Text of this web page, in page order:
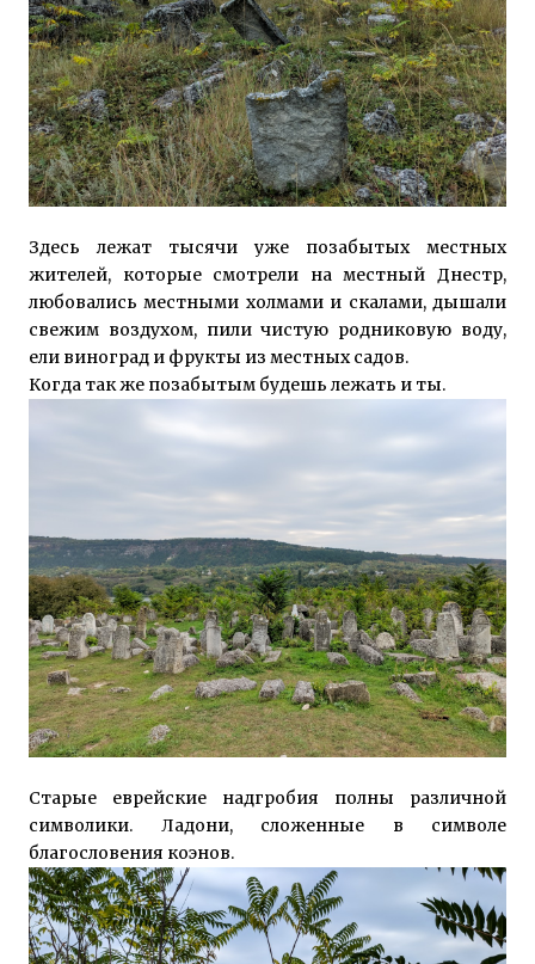
Здесь лежат тысячи уже позабытых местных
жителей, которые смотрели на местный Днестр,
любовались местными холмами и скалами, дышали
свежим воздухом, пили чистую родниковую воду,
ели виноград и фрукты из местных садов.
Когда так же позабытым будешь лежать и ты.
Старые еврейские надгробия полны различной
символики. Ладони, сложенные в символе
благословения коэнов.